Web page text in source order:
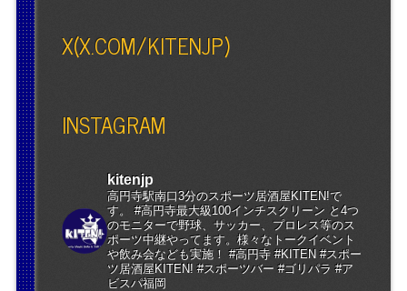
X(X.COM/KITENJP)
INSTAGRAM
kitenjp
高円寺駅南口3分のスポーツ居酒屋KITEN!で
す。 #高円寺最大級100インチスクリーン と4つ
のモニターで野球、サッカー、プロレス等のス
ポーツ中継やってます。様々なトークイベント
や飲み会なども実施！ #高円寺 #KITEN #スポー
ツ居酒屋KITEN! #スポーツバー #ゴリパラ #ア
ビスパ福岡